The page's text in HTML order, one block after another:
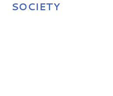
SOCIETY